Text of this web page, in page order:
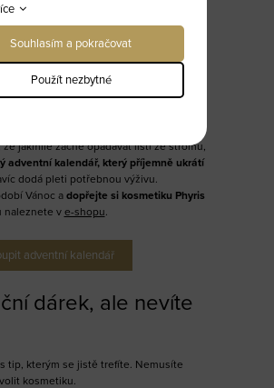
adventní
jakmile začne opadávat listí ze stromu,
adventní kalendář, který příjemně ukrátí
dodá pleti potřebnou výživu.
Vánoc a dopřejte si kosmetiku Phyris
naleznete v e-shopu.
adventní kalendář
dárek, ale nevíte
tip, kterým se jistě trefíte. Nemusíte
kosmetiku.
Souhlasím a pokračovat
Použít nezbytné